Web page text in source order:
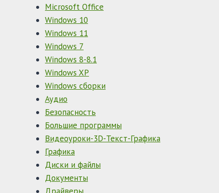
Microsoft Office
Windows 10
Windows 11
Windows 7
Windows 8-8.1
Windows XP
Windows сборки
Аудио
Безопасность
Большие программы
Видеоуроки-3D-Текст-Графика
Графика
Диски и файлы
Документы